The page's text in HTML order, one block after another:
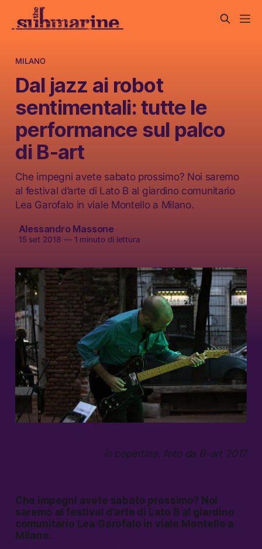
MILANO
Dal jazz ai robot
sentimentali: tutte le
performance sul palco
di B-art
Che impegni avete sabato prossimo? Noi saremo
al festival d’arte di Lato B al giardino comunitario
Lea Garofalo in viale Montello a Milano.
Alessandro Massone
15 set 2018 —1 minuto di lettura
in copertina, foto da B-art 2017
Che impegni avete sabato prossimo? Noi
saremo al festival d’arte di Lato B al giardino
comunitario Lea Garofalo in viale Montello a
Milano.